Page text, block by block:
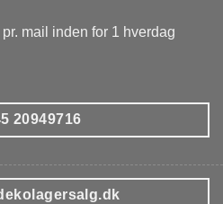
mail inden for 1 hverdag
20949716